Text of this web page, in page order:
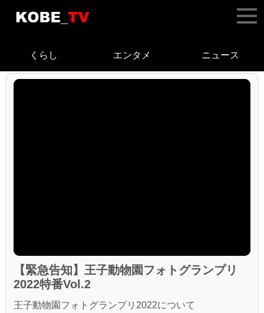
くらし エンタメ ニュース
【緊急告知】王子動物園フォトグランプリ
2022特番Vol.2
王子動物園フォトグランプリ2022について